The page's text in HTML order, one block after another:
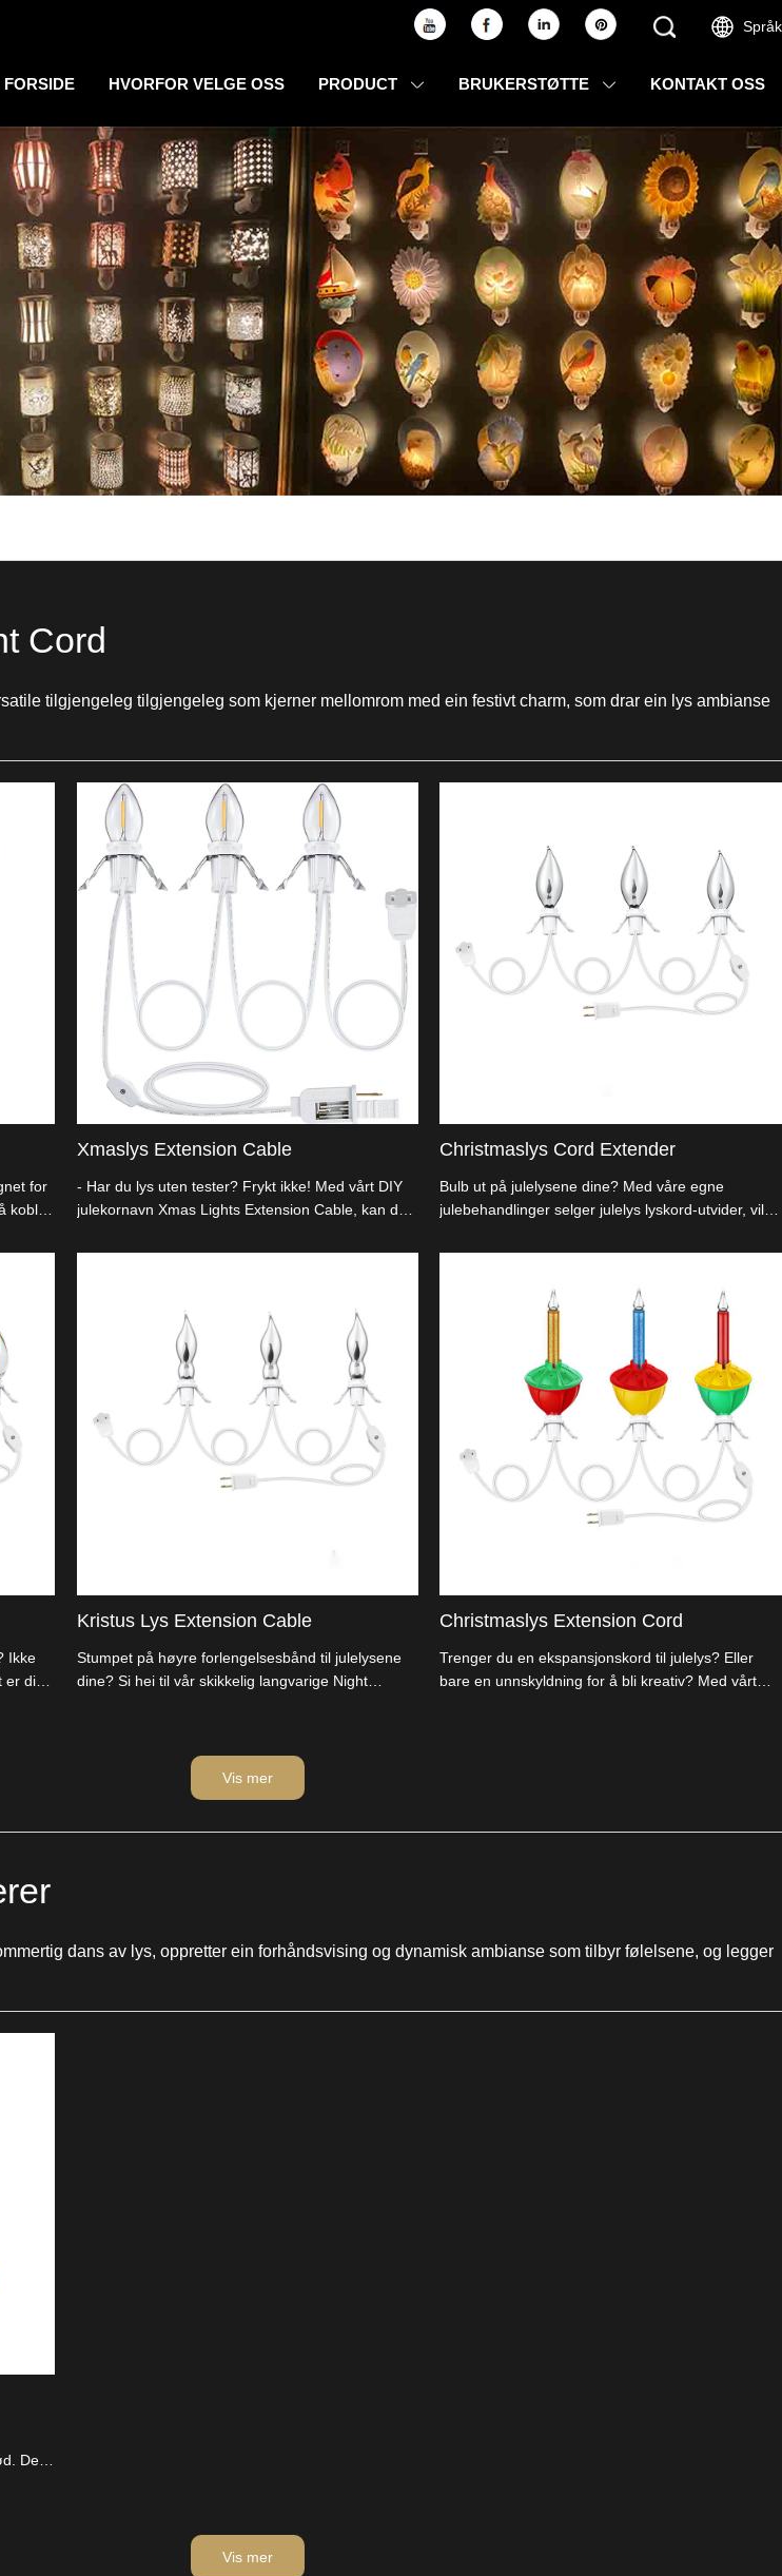
Språk
FORSIDE HVORFOR VELGE OSS PRODUCT BRUKERSTØTTE KONTAKT OSS
Cord
tilgjengeleg tilgjengeleg som kjerner mellomrom med ein festivt charm, som drar ein lys ambianse
for
koble
Xmaslys Extension Cable
- Har du lys uten tester? Frykt ikke! Med vårt DIY
julekornavn Xmas Lights Extension Cable, kan du
Christmaslys Cord Extender
Bulb ut på julelysene dine? Med våre egne
julebehandlinger selger julelys lyskord-utvider, vil
Ikke
din
Kristus Lys Extension Cable
Stumpet på høyre forlengelsesbånd til julelysene
dine? Si hei til vår skikkelig langvarige Night
og fullstendig, tid til å tenne opp forretningene med
Christmaslys Extension Cord
Trenger du en ekspansjonskord til julelys? Eller
bare en unnskyldning for å bli kreativ? Med vårt
Vis mer
dans av lys, oppretter ein forhåndsvising og dynamisk ambianse som tilbyr følelsene, og legger
De
Vis mer